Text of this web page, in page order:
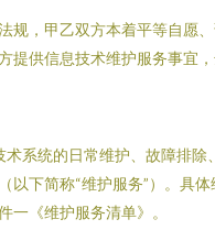
规，甲乙双方本着平等自愿
提供信息技术维护服务事宜
系统的日常维护、故障排除
以下简称“维护服务”）。具体
一《维护服务清单》。